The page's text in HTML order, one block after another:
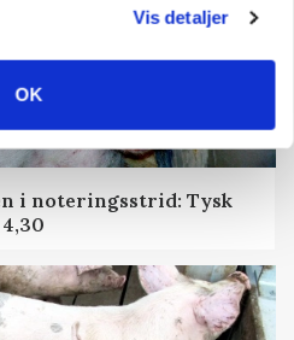
Vis detaljer
OK
i noteringsstrid: Tysk